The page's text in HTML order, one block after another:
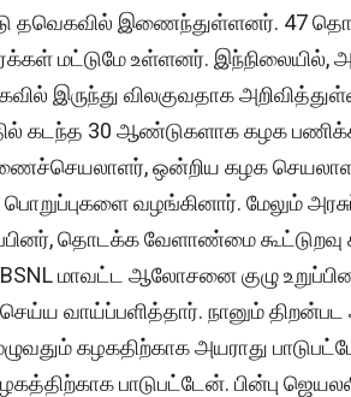
தவெகவில் இணைந்துள்ளனர். 47
மட்டுமே உள்ளனர். இந்நிலையில்,
இருந்து விலகுவதாக
கடந்த 30 ஆண்டுகளாக கழக
ஒன்றிய கழக
வழங்கினார். மேலும்
தொடக்க வேளாண்மை
BSNL மாவட்ட ஆலோசனை குழு
வாய்ப்பளித்தார். நானும்
கழகதிற்காக அயராது
பாடுபட்டேன். பின்பு